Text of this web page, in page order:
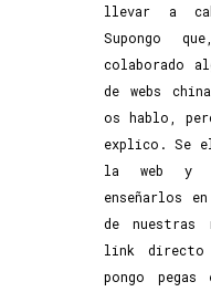
llevar a
Supongo
colaborado
de webs
os hablo,
explico. Se
la web y
enseñarlos
de nuestras
link directo
pongo